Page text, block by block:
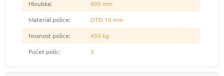
Hloubka:
600 mm
Materiál police:
DTD 10 mm
Nosnost police:
450 kg
Počet polic: 3